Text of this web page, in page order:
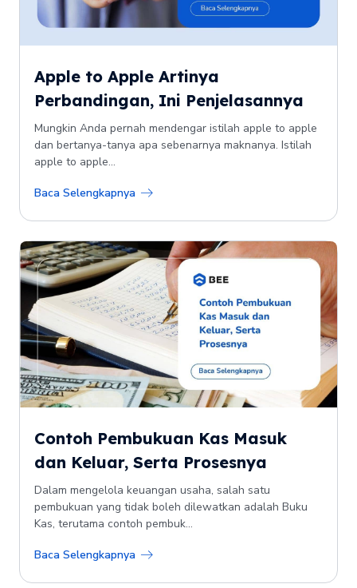
Apple to Apple Artinya
Perbandingan, Ini Penjelasannya
Mungkin Anda pernah mendengar istilah apple to apple
dan bertanya-tanya apa sebenarnya maknanya. Istilah
apple to apple...
Baca Selengkapnya
Contoh Pembukuan Kas Masuk
dan Keluar, Serta Prosesnya
Dalam mengelola keuangan usaha, salah satu
pembukuan yang tidak boleh dilewatkan adalah Buku
Kas, terutama contoh pembuk...
Baca Selengkapnya